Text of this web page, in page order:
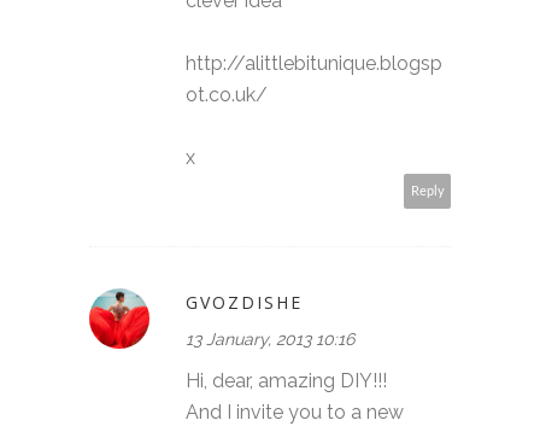
http://alittlebitunique.blogsp
ot.co.uk/
x
Reply
GVOZDISHE
13 January, 2013 10:16
Hi, dear, amazing DIY!!!
And I invite you to a new